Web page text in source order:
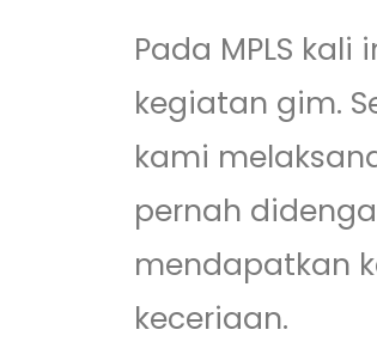
Pada MPLS
kegiatan gim.
kami
pernah
mendapatkan
keceriaan.